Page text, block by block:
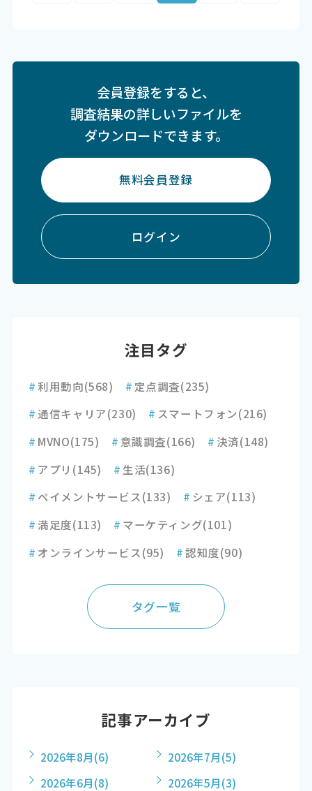
会員登録をすると、
調査結果の詳しいファイルを
ダウンロードできます。
無料会員登録
ログイン
注目タグ
#利用動向(568) # 定点調査(235)
#通信キャリア(230) # スマートフォン(216)
# MVNO(175) # 意識調査(166) # 決済(148)
# アプリ (145) # 生活(136)
# ペイメントサービス(133) # シェア(113)
#満足度(113) # マーケティング(101)
# オンラインサービス(95) #認知度(90)
タグ一覧
記事アーカイブ
2026年8月(6) 2026年7月(5)
2026年6月(8) 2026年5月(3)